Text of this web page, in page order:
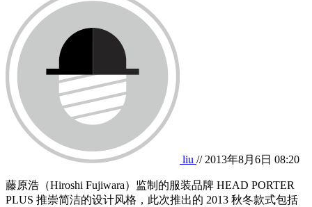
liu // 2013年8月6日 08:20
藤原浩（Hiroshi Fujiwara）监制的服装品牌 HEAD PORTER
PLUS 推崇简洁的设计风格，此次推出的 2013 秋冬款式包括